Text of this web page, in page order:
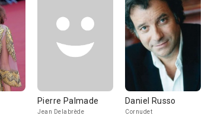
Pierre Palmade
Jean Delabrède
Daniel Russo
Cornudet